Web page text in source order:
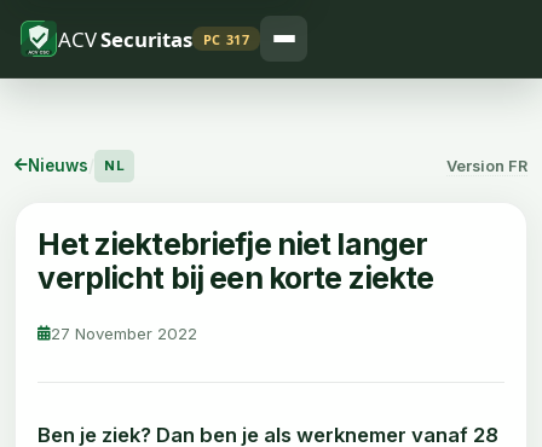
ACVSecuritas PC 317
Nieuws NL Version FR
Het ziektebriefje niet langer
verplicht bij een korte ziekte
27 November 2022
Ben je ziek? Dan ben je als werknemer vanaf 28